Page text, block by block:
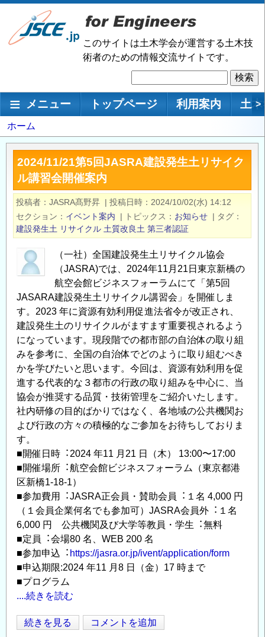
メ
ン
移
このサイトは土木学会が運営する土木技
術者のための情報交流サイトです。
索
メインナビゲーション
メニュー トップページ 利用案内 土 >
パ
ン
く
ホーム
2024/11/21第5回JASRA建設発生土リサイク
ル講習会開催案内
投稿者 JASRA髙野昇 | 投稿日時
2024/10/02(水) 14:12
セクション
イベント案内 | トピックス お知らせ | タグ
建設発生土 リサイクル 土質改良土 第三者認証
（一社）全国建設発生土リサイクル協会
（JASRA)では、2024年11月21日東京新橋の
航空会館ビジネスフォーラムにて「第5回
JASARA建設発生土リサイクル講習会」を開催しま
す。2023 年に資源有効利⽤促進法省令が改正され、
建設発生土のリサイクルがますます重要視されるよう
になっています。現段階での都市部の自治体の取り組
みを参考に、全国の自治体でどのように取り組むべき
かを学びたいと思います。今回は、資源有効利⽤を促
進する代表的な３都市の⾏政の取り組みを中⼼に、当
協会が推奨する品質・技術管理をご紹介いたします。
社内研修の目的ばかりではなく、各地域の公共機関お
よび⾏政の⽅々の積極的なご参加をお待ちしておりま
す。
■開催⽇時︓2024 年11 月21 ⽇（木） 13:00〜17:00
■開催場所︓航空会館ビジネスフォーラム（東京都港
区新橋1-18-1）
■参加費⽤︓JASRA正会員・賛助会員︓１名 4,000 円
（１会員企業何名でも参加可）JASRA会員外︓１名
6,000 円 公共機関及び大学等教員・学生︓無料
■定員︓会場80 名、WEB 200 名
■参加申込︓ https://jasra.or.jp/ivent/application/form
■申込期限:2024 年11 月8 ⽇（⾦）17 時まで
■プログラム
....続きを読む
2024/11/21
続きを見る コメントを追加